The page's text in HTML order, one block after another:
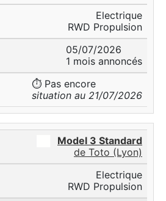
Electrique
RWD Propulsion
05/07/2026
1 mois annoncés
⏱️ Pas encore
situation au 21/07/2026
Model 3 Standard
de Toto (Lyon)
Electrique
RWD Propulsion